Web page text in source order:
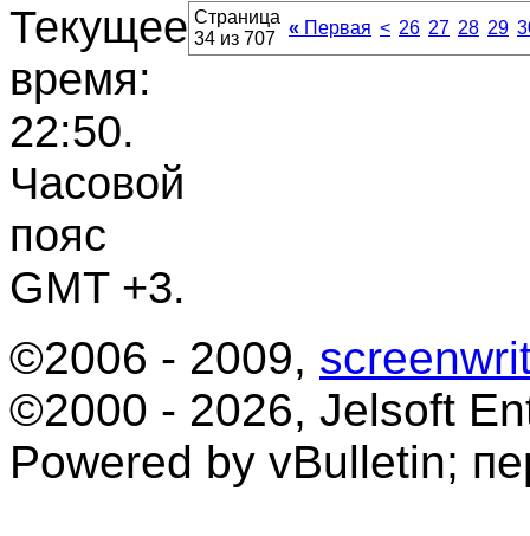
Текущее
время:
22:50.
Часовой
пояс
GMT +3.
Страница
34 из 707
« Первая < 26 27 28 29
©2006 - 2009,
©2000 - 2026, Jelsoft
Powered by vBulletin;